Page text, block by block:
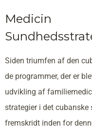
Medicin
Siden triumfen af den
de programmer, der er
udvikling af
strategier i det
fremskridt inden for